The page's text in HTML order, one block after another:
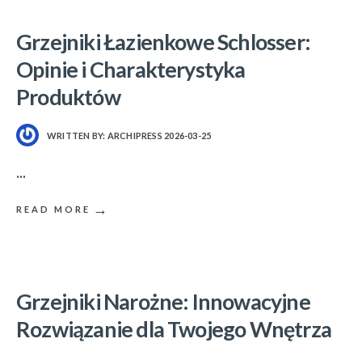
Grzejniki Łazienkowe Schlosser:
Opinie i Charakterystyka
Produktów
WRITTEN BY: ARCHIPRESS 2026-03-25
...
READ MORE →
Grzejniki Narożne: Innowacyjne
Rozwiązanie dla Twojego Wnętrza